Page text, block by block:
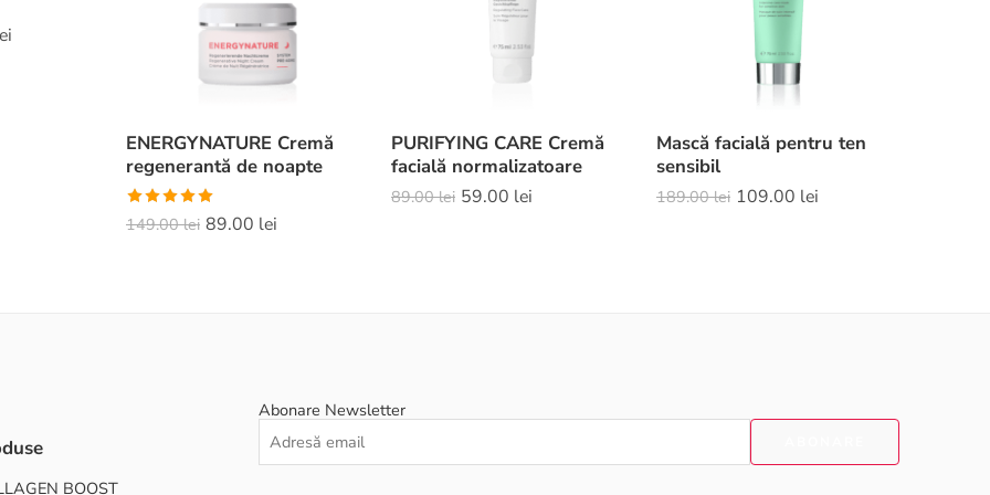
ENERGYNATURE Cremă
regenerantă de noapte
Evaluat la
5.00din 5
149.00lei 89.00 lei
PURIFYING CARE Cremă
facială normalizatoare
89.00lei 59.00 lei
Mască facială pentru ten
sensibil
189.00lei 109.00 lei
BOOST
Abonare Newsletter